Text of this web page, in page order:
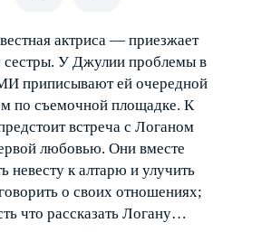
актриса — приезжает
сестры. У Джулии проблемы в
приписывают ей очередной
по съемочной площадке. К
встреча с Логаном
любовью. Они вместе
невесту к алтарю и улучить
о своих отношениях;
что рассказать Логану…